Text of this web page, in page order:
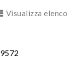
Visualizza elenco